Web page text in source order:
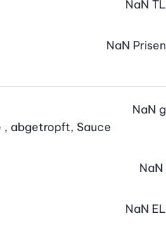
NaN TL
NaN Prisen
, abgetropft, Sauce
NaN g
NaN
NaN EL